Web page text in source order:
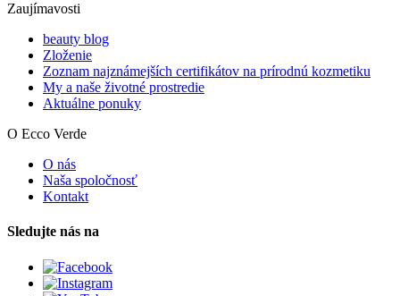
Zaujímavosti
beauty blog
Zloženie
Zoznam najznámejších certifikátov na prírodnú kozmetiku
My a naše životné prostredie
Aktuálne ponuky
O Ecco Verde
O nás
Naša spoločnosť
Kontakt
Sledujte nás na